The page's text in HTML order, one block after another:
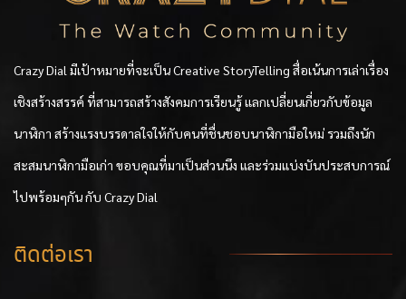
Crazy Dial มีเป้าหมายที่จะเป็น Creative StoryTelling สื่อเน้นการเล่าเรื่อง
เชิงสร้างสรรค์ ที่สามารถสร้างสังคมการเรียนรู้ แลกเปลี่ยนเกี่ยวกับข้อมูล
นาฬิกา สร้างแรงบรรดาลใจให้กับคนที่ชื่นชอบนาฬิกามือใหม่ รวมถึงนัก
สะสมนาฬิกามือเก่า ขอบคุณที่มาเป็นส่วนนึง และร่วมแบ่งบันประสบการณ์
ไปพร้อมๆกัน กับ Crazy Dial
ติดต่อเรา